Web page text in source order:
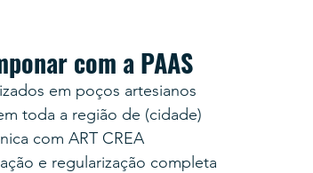
com a PAAS
em poços artesianos
toda a região de (cidade)
com ART CREA
e regularização completa